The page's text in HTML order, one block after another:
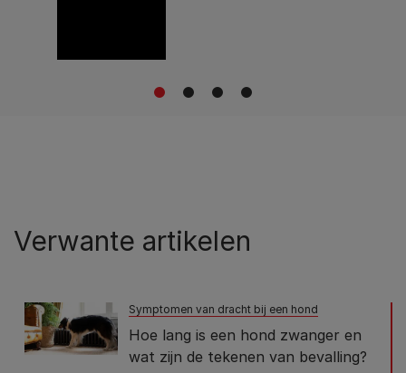
1 2 3 4
Verwante artikelen
Symptomen van dracht bij een hond
Hoe lang is een hond zwanger en
wat zijn de tekenen van bevalling?